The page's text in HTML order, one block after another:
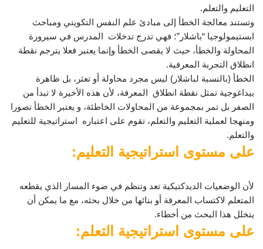
التعليم والتعلم.
وتستند معالجة الخطأ إلى مبادئ علم النفس التكويني ومباحث
ابستيمولوجيا “باشلار”؛ فهي تدرج تدخلات المدرس في سيرورة
المحاولة والخطأ، حيث لا يقصى الخطأ وإنما يعتبر فعلا يترجم نقطة
انطلاق التجربة المعرفية.
الخطأ (بالنسبة لباشلار) ليس مجرد محاولة أو تعثر، بل ظاهرة
بيداغوجية تمثل نقطة انطلاق المعرفة، لأن هذه الأخيرة لا تبدأ من
الصفر بل تمر بمجموعة من المحاولات الخاطئة، و يعتبر الخطأ تصورا
ومنهجا لعملية التعليم والتعلم، تقوم على اعتباره استراتيجية للتعليم
والتعلم.
على مستوى استراتيجية التعليم:
لأن الوضعيات الديدكتيكية تعد وتنظم في ضوء المسار الذي يقطعه
المتعلم لاكتساب المعرفة أو بنائها من خلال بحثه، مع ما يمكن أن
يتخلل هذا البحث من أخطاء.
على مستوى استراتيجية التعلم: